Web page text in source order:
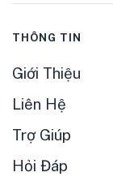
THÔNG TIN
Giới Thiệu
Liên Hệ
Trợ Giúp
Hỏi Đáp